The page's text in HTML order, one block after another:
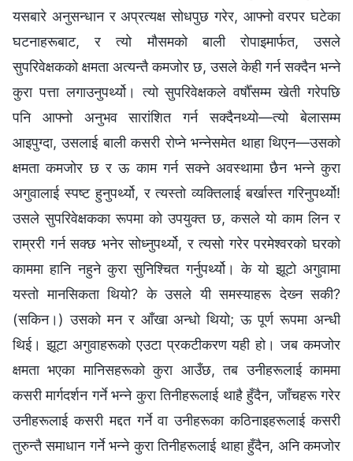
यसबारे अनुसन्धान र अप्रत्यक्ष सोधपुछ गरेर, आफ्‍नो वरपर घटेका
घटनाहरूबाट, र त्यो मौसमको बाली रोपाइमार्फत, उसले
सुपरिवेक्षकको क्षमता अत्यन्तै कमजोर छ, उसले केही गर्न सक्दैन भन्‍ने
कुरा पत्ता लगाउनुपर्थ्यो। त्यो सुपरिवेक्षकले वर्षौँसम्‍म खेती गरेपछि
पनि आफ्नो अनुभव सारांशित गर्न सक्दैनथ्यो—त्यो बेलासम्म
आइपुग्दा, उसलाई बाली कसरी रोप्ने भन्‍नेसमेत थाहा थिएन—उसको
क्षमता कमजोर छ र ऊ काम गर्न सक्‍ने अवस्थामा छैन भन्‍ने कुरा
अगुवालाई स्पष्ट हुनुपर्थ्यो, र त्यस्तो व्यक्तिलाई बर्खास्त गरिनुपर्थ्यो!
उसले सुपरिवेक्षकका रूपमा को उपयुक्त छ, कसले यो काम लिन र
राम्ररी गर्न सक्छ भनेर सोध्नुपर्थ्यो, र त्यसो गरेर परमेश्‍वरको घरको
काममा हानि नहुने कुरा सुनिश्‍चित गर्नुपर्थ्यो। के यो झूटो अगुवामा
यस्तो मानसिकता थियो? के उसले यी समस्याहरू देख्‍न सकी?
(सकिन।) उसको मन र आँखा अन्धो थियो; ऊ पूर्ण रूपमा अन्धी
थिई। झूटा अगुवाहरूको एउटा प्रकटीकरण यही हो। जब कमजोर
क्षमता भएका मानिसहरूको कुरा आउँछ, तब उनीहरूलाई काममा
कसरी मार्गदर्शन गर्ने भन्‍ने कुरा तिनीहरूलाई थाहै हुँदैन, जाँचहरू गरेर
उनीहरूलाई कसरी मद्दत गर्ने वा उनीहरूका कठिनाइहरूलाई कसरी
तुरुन्तै समाधान गर्ने भन्‍ने कुरा तिनीहरूलाई थाहा हुँदैन, अनि कमजोर